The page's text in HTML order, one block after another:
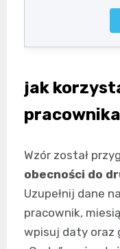
Dokument wewnętrzny – do
jak
pracownika
Wzór został
obecności do
Uzupełnij dane
pracownik,
wpisuj daty oraz